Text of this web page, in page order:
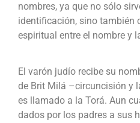
nombres, ya que no sólo
identificación, sino también
espiritual entre el nombre y
El varón judío recibe su
de Brit Milá –circuncisión y
es llamado a la Torá. Aun
dados por los padres a sus